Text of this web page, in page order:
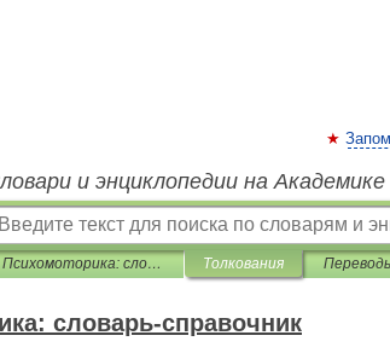
и энциклопедии на Академике
Психомоторика: cловарь-справочник Толкования
cловарь-справочник